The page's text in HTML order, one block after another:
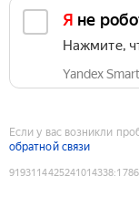
Я не
Нажмите,
Yandex
Если у вас возникли
обратной связи
9193114425241014338: